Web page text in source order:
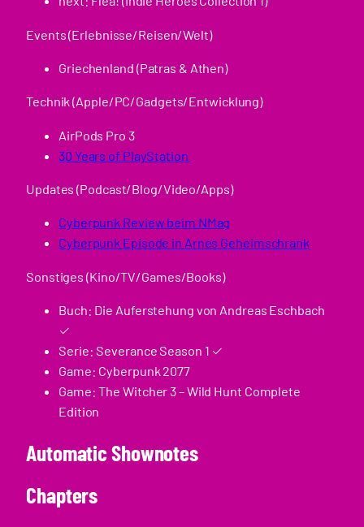
Events (Erlebnisse/Reisen/Welt)
Griechenland (Patras & Athen)
Technik (Apple/PC/Gadgets/Entwicklung)
AirPods Pro 3
30 Years of PlayStation
Updates (Podcast/Blog/Video/Apps)
Cyberpunk Review beim NMag
Cyberpunk Episode in Arnes Geheimschrank
Sonstiges (Kino/TV/Games/Books)
Buch: Die Auferstehung von Andreas Eschbach
✓
Serie: Severance Season 1 ✓
Game: Cyberpunk 2077
Game: The Witcher 3 – Wild Hunt Complete
Edition
Automatic Shownotes
Chapters